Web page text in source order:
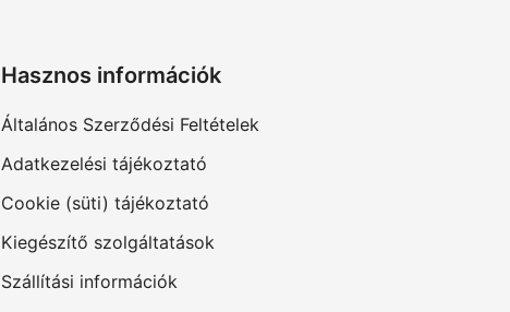
Hasznos információk
Általános Szerződési Feltételek
Adatkezelési tájékoztató
Cookie (süti) tájékoztató
Kiegészítő szolgáltatások
Szállítási információk